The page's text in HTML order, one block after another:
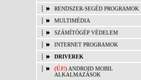
RENDSZER-SEGÉD PROGRAMOK
MULTIMÉDIA
SZÁMÍTÓGÉP VÉDELEM
INTERNET PROGRAMOK
DRIVEREK
(ÚJ!) ANDROID MOBIL
ALKALMAZÁSOK